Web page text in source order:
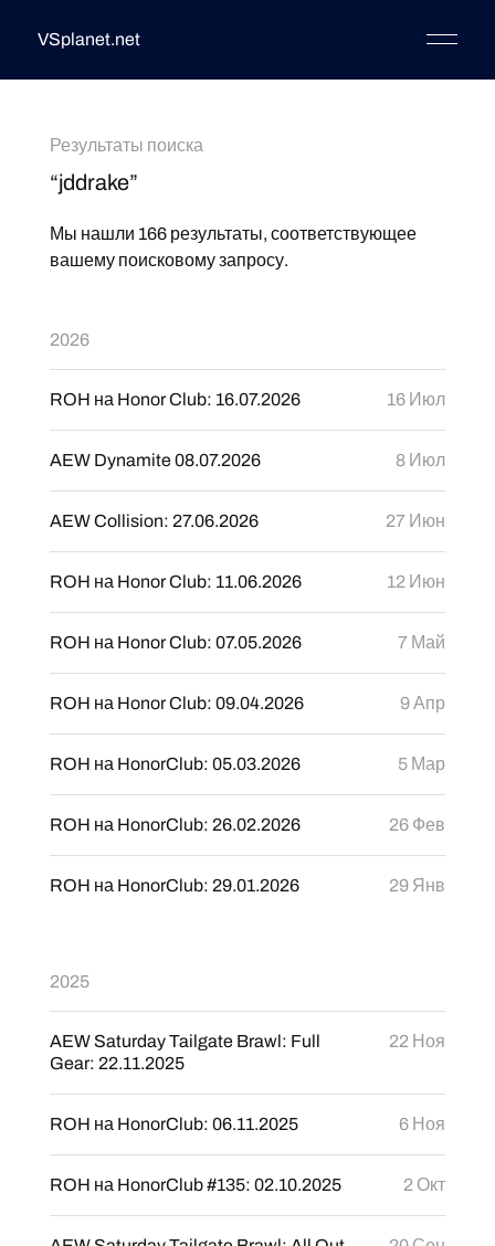
VSplanet.net
Результаты поиска
“jddrake”
Мы нашли 166 результаты, соответствующее
вашему поисковому запросу.
2026
ROH на Honor Club: 16.07.2026 16 Июл
AEW Dynamite 08.07.2026 8 Июл
AEW Collision: 27.06.2026 27 Июн
ROH на Honor Club: 11.06.2026 12 Июн
ROH на Honor Club: 07.05.2026 7 Май
ROH на Honor Club: 09.04.2026 9 Апр
ROH на HonorClub: 05.03.2026 5 Мар
ROH на HonorClub: 26.02.2026 26 Фев
ROH на HonorClub: 29.01.2026 29 Янв
2025
AEW Saturday Tailgate Brawl: Full
Gear: 22.11.2025
22 Ноя
ROH на HonorClub: 06.11.2025 6 Ноя
ROH на HonorClub #135: 02.10.2025 2 Окт